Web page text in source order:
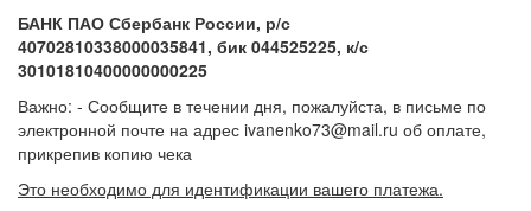
БАНК ПАО Сбербанк России, р/с
40702810338000035841, бик 044525225, к/с
30101810400000000225
Важно: - Сообщите в течении дня, пожалуйста, в письме по
электронной почте на адрес ivanenko73@mail.ru об оплате,
прикрепив копию чека
Это необходимо для идентификации вашего платежа.